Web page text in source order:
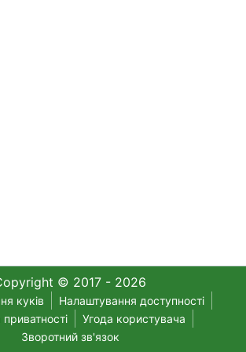
© 2017 - 2026
куків
Налаштування доступності
приватності
Угода користувача
Зворотний зв'язок